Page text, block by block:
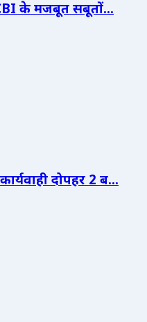
के मजबूत सबूतों...
दोपहर 2 ब...